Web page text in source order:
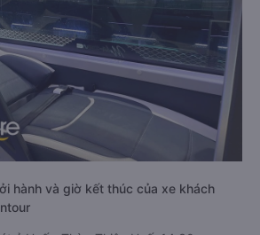
hành và giờ kết thúc của xe khách